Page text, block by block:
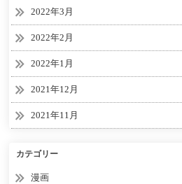
2022年3月
2022年2月
2022年1月
2021年12月
2021年11月
カテゴリー
漫画